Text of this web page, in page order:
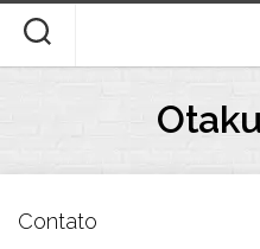
content
Contato